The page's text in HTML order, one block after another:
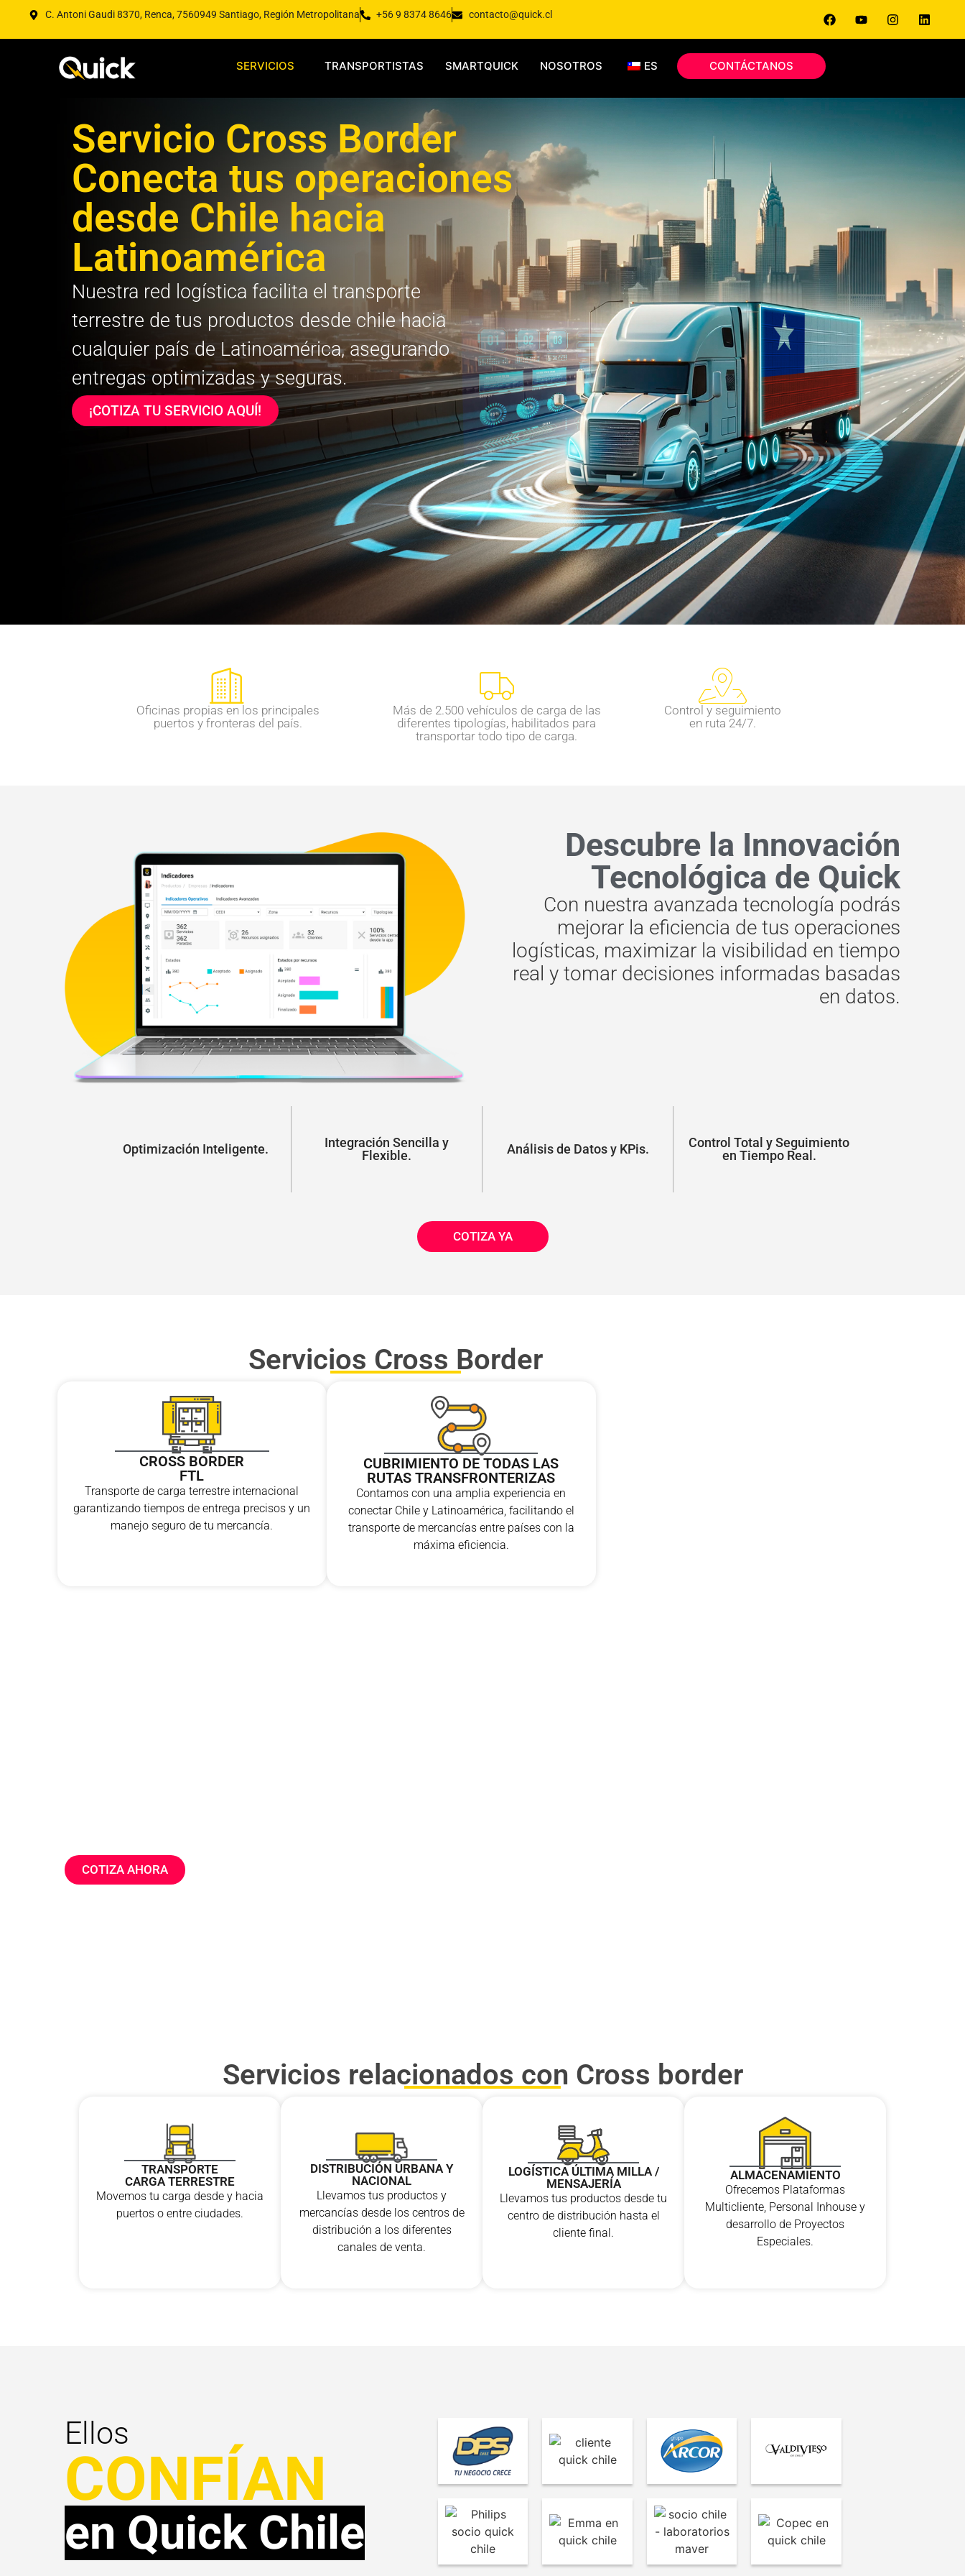
C. Antoni Gaudi 8370, Renca, 7560949 Santiago, Región Metropolitana +56 9 8374 8646 contacto@quick.cl
SERVICIOS TRANSPORTISTAS SMARTQUICK NOSOTROS ES CONTÁCTANOS
Servicio Cross Border
Conecta tus operaciones
desde Chile hacia
Latinoamérica
Nuestra red logística facilita el transporte
terrestre de tus productos desde chile hacia
cualquier país de Latinoamérica, asegurando
entregas optimizadas y seguras.
¡COTIZA TU SERVICIO AQUÍ!
Oficinas propias en los principales
puertos y fronteras del país.
Más de 2.500 vehículos de carga de las
diferentes tipologías, habilitados para
transportar todo tipo de carga.
Control y seguimiento
en ruta 24/7.
Descubre la Innovación
Tecnológica de Quick
Con nuestra avanzada tecnología podrás
mejorar la eficiencia de tus operaciones
logísticas, maximizar la visibilidad en tiempo
real y tomar decisiones informadas basadas
en datos.
Optimización Inteligente.
Integración Sencilla y
Flexible.
Análisis de Datos y KPis.
Control Total y Seguimiento
en Tiempo Real.
COTIZA YA
Servicios Cross Border
CROSS BORDER
FTL
Transporte de carga terrestre internacional
garantizando tiempos de entrega precisos y un
manejo seguro de tu mercancía.
CUBRIMIENTO DE TODAS LAS
RUTAS TRANSFRONTERIZAS
Contamos con una amplia experiencia en
conectar Chile y Latinoamérica, facilitando el
transporte de mercancías entre países con la
máxima eficiencia.
COTIZA AHORA
Servicios relacionados con Cross border
TRANSPORTE
CARGA TERRESTRE
Movemos tu carga desde y hacia
puertos o entre ciudades.
DISTRIBUCIÓN URBANA Y
NACIONAL
Llevamos tus productos y
mercancías desde los centros de
distribución a los diferentes
canales de venta.
LOGÍSTICA ÚLTIMA MILLA /
MENSAJERÍA
Llevamos tus productos desde tu
centro de distribución hasta el
cliente final.
ALMACENAMIENTO
Ofrecemos Plataformas
Multicliente, Personal Inhouse y
desarrollo de Proyectos
Especiales.
Ellos
CONFÍAN
en Quick Chile